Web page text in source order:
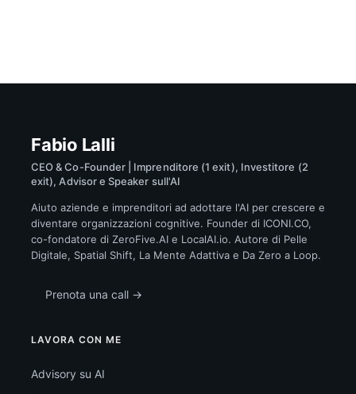
Fabio Lalli
CEO & Co-Founder | Imprenditore (1 exit), Investitore (2
exit), Advisor e Speaker sull'AI
Aiuto aziende e imprenditori ad adottare l'AI per crescere e
diventare organizzazioni cognitive. Founder di ICONI.CO,
co-fondatore di ZeroFive.AI e LocalAI.io. Autore di Pelle
Digitale, Spatial Shift, La Mente Adattiva e Da Zero a Loop.
Prenota una call →
LAVORA CON ME
Advisory su AI